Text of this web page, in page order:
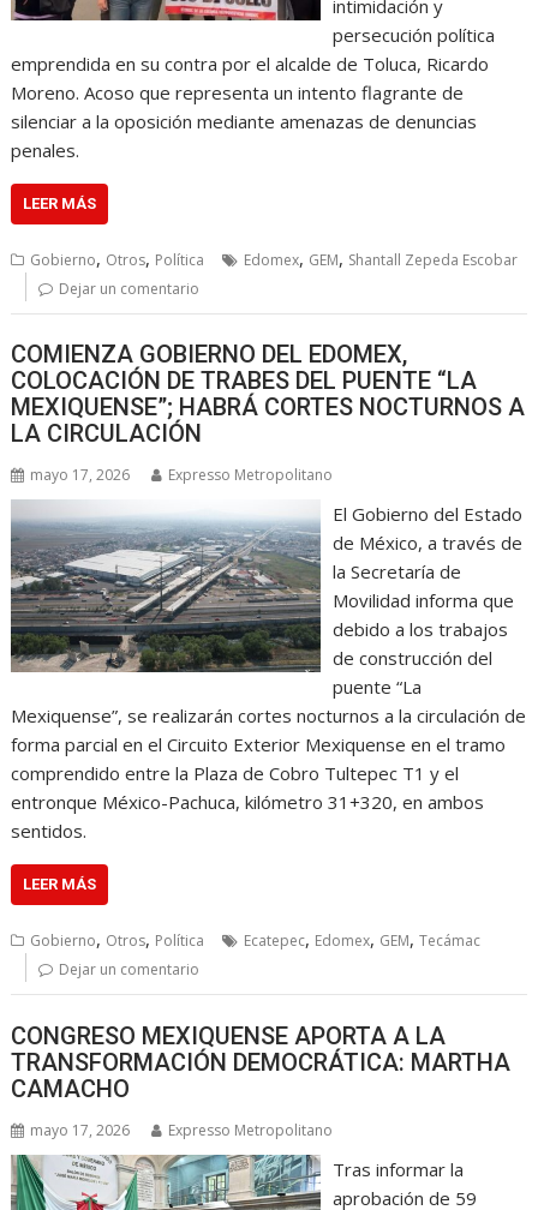
intimidación y
persecución política
emprendida en su contra por el alcalde de Toluca, Ricardo
Moreno. Acoso que representa un intento flagrante de
silenciar a la oposición mediante amenazas de denuncias
penales.
LEER MÁS
Gobierno, Otros, Política Edomex, GEM, Shantall Zepeda Escobar
Dejar un comentario
COMIENZA GOBIERNO DEL EDOMEX,
COLOCACIÓN DE TRABES DEL PUENTE “LA
MEXIQUENSE”; HABRÁ CORTES NOCTURNOS A
LA CIRCULACIÓN
mayo 17, 2026 Expresso Metropolitano
El Gobierno del Estado
de México, a través de
la Secretaría de
Movilidad informa que
debido a los trabajos
de construcción del
puente “La
Mexiquense”, se realizarán cortes nocturnos a la circulación de
forma parcial en el Circuito Exterior Mexiquense en el tramo
comprendido entre la Plaza de Cobro Tultepec T1 y el
entronque México-Pachuca, kilómetro 31+320, en ambos
sentidos.
LEER MÁS
Gobierno, Otros, Política Ecatepec, Edomex, GEM,Tecámac
Dejar un comentario
CONGRESO MEXIQUENSE APORTA A LA
TRANSFORMACIÓN DEMOCRÁTICA: MARTHA
CAMACHO
mayo 17, 2026 Expresso Metropolitano
Tras informar la
aprobación de 59